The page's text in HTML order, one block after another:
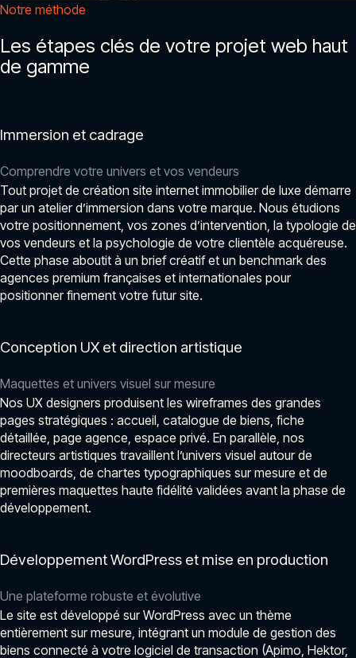
Notre méthode
Les étapes clés de votre projet web haut
de gamme
Immersion et cadrage
Comprendre votre univers et vos vendeurs
Tout projet de création site internet immobilier de luxe démarre
par un atelier d’immersion dans votre marque. Nous étudions
votre positionnement, vos zones d’intervention, la typologie de
vos vendeurs et la psychologie de votre clientèle acquéreuse.
Cette phase aboutit à un brief créatif et un benchmark des
agences premium françaises et internationales pour
positionner finement votre futur site.
Conception UX et direction artistique
Maquettes et univers visuel sur mesure
Nos UX designers produisent les wireframes des grandes
pages stratégiques : accueil, catalogue de biens, fiche
détaillée, page agence, espace privé. En parallèle, nos
directeurs artistiques travaillent l’univers visuel autour de
moodboards, de chartes typographiques sur mesure et de
premières maquettes haute fidélité validées avant la phase de
développement.
Développement WordPress et mise en production
Une plateforme robuste et évolutive
Le site est développé sur WordPress avec un thème
entièrement sur mesure, intégrant un module de gestion des
biens connecté à votre logiciel de transaction (Apimo, Hektor,